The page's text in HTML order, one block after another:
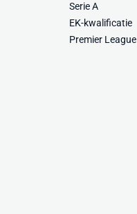
Serie A
EK-kwalificatie
Premier League